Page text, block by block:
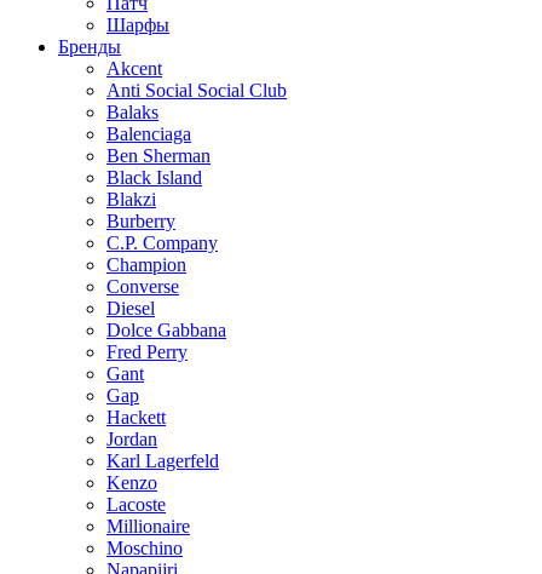
Шарфы
Бренды
Akcent
Anti Social Social Club
Balaks
Balenciaga
Ben Sherman
Black Island
Blakzi
Burberry
C.P. Company
Champion
Converse
Diesel
Dolce Gabbana
Fred Perry
Gant
Gap
Hackett
Jordan
Karl Lagerfeld
Kenzo
Lacoste
Millionaire
Moschino
Napapijri